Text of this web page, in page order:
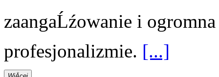
zaangaĹźowanie i ogromna
profesjonalizmie. [...]